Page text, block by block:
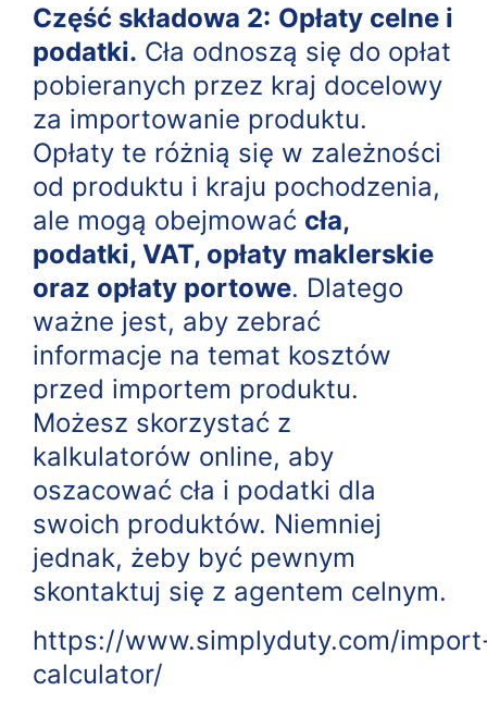
Część składowa 2: Opłaty celne i
podatki. Cła odnoszą się do opłat
pobieranych przez kraj docelowy
za importowanie produktu.
Opłaty te różnią się w zależności
od produktu i kraju pochodzenia,
ale mogą obejmować cła,
podatki, VAT, opłaty maklerskie
oraz opłaty portowe. Dlatego
ważne jest, aby zebrać
informacje na temat kosztów
przed importem produktu.
Możesz skorzystać z
kalkulatorów online, aby
oszacować cła i podatki dla
swoich produktów. Niemniej
jednak, żeby być pewnym
skontaktuj się z agentem celnym.
https://www.simplyduty.com/
calculator/